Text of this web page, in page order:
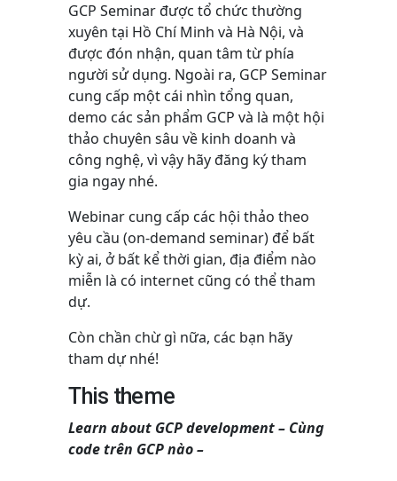
GCP Seminar được tổ chức thường
xuyên tại Hồ Chí Minh và Hà Nội, và
được đón nhận, quan tâm từ phía
người sử dụng. Ngoài ra, GCP Seminar
cung cấp một cái nhìn tổng quan,
demo các sản phẩm GCP và là một hội
thảo chuyên sâu về kinh doanh và
công nghệ, vì vậy hãy đăng ký tham
gia ngay nhé.
Webinar cung cấp các hội thảo theo
yêu cầu (on-demand seminar) để bất
kỳ ai, ở bất kể thời gian, địa điểm nào
miễn là có internet cũng có thể tham
dự.
Còn chần chừ gì nữa, các bạn hãy
tham dự nhé!
This theme
Learn about GCP development – Cùng
code trên GCP nào –